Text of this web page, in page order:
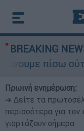
BREAKING
πίσω ούτε
Πρωινή ενημέρωση:
➔ Δείτε τα
περισσότερα για τον
γιορτάζουν σήμερα